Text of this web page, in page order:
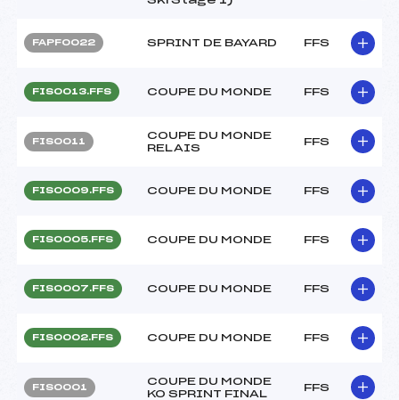
FAPF0022 SPRINT DE BAYARD FFS
FIS0013.FFS COUPE DU MONDE FFS
FIS0011
COUPE DU MONDE
RELAIS
FFS
FIS0009.FFS COUPE DU MONDE FFS
FIS0005.FFS COUPE DU MONDE FFS
FIS0007.FFS COUPE DU MONDE FFS
FIS0002.FFS COUPE DU MONDE FFS
FIS0001
COUPE DU MONDE
KO SPRINT FINAL
FFS